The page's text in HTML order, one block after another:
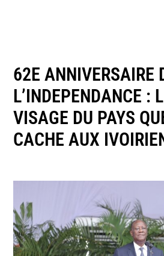
62E ANNIVERSAIRE
L’INDEPENDANCE :
VISAGE DU PAYS
CACHE AUX